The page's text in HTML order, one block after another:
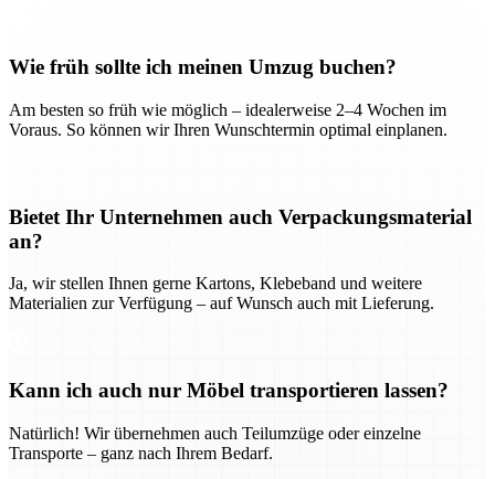
Wie früh sollte ich meinen Umzug buchen?
Am besten so früh wie möglich – idealerweise 2–4 Wochen im
Voraus. So können wir Ihren Wunschtermin optimal einplanen.
Bietet Ihr Unternehmen auch Verpackungsmaterial
an?
Ja, wir stellen Ihnen gerne Kartons, Klebeband und weitere
Materialien zur Verfügung – auf Wunsch auch mit Lieferung.
Kann ich auch nur Möbel transportieren lassen?
Natürlich! Wir übernehmen auch Teilumzüge oder einzelne
Transporte – ganz nach Ihrem Bedarf.